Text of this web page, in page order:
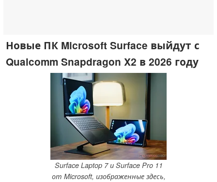
Новые ПК Microsoft Surface выйдут с
Qualcomm Snapdragon X2 в 2026 году
Surface Laptop 7 и Surface Pro 11
от Microsoft, изображенные здесь,